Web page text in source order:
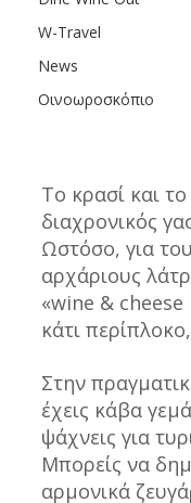
W-Travel
News
Οινοωροσκόπιο
Το κρασί και το
διαχρονικός
Ωστόσο, για
αρχάριους
«wine &
κάτι
Στην
έχεις κάβα
ψάχνεις για
Μπορείς να
αρμονικά